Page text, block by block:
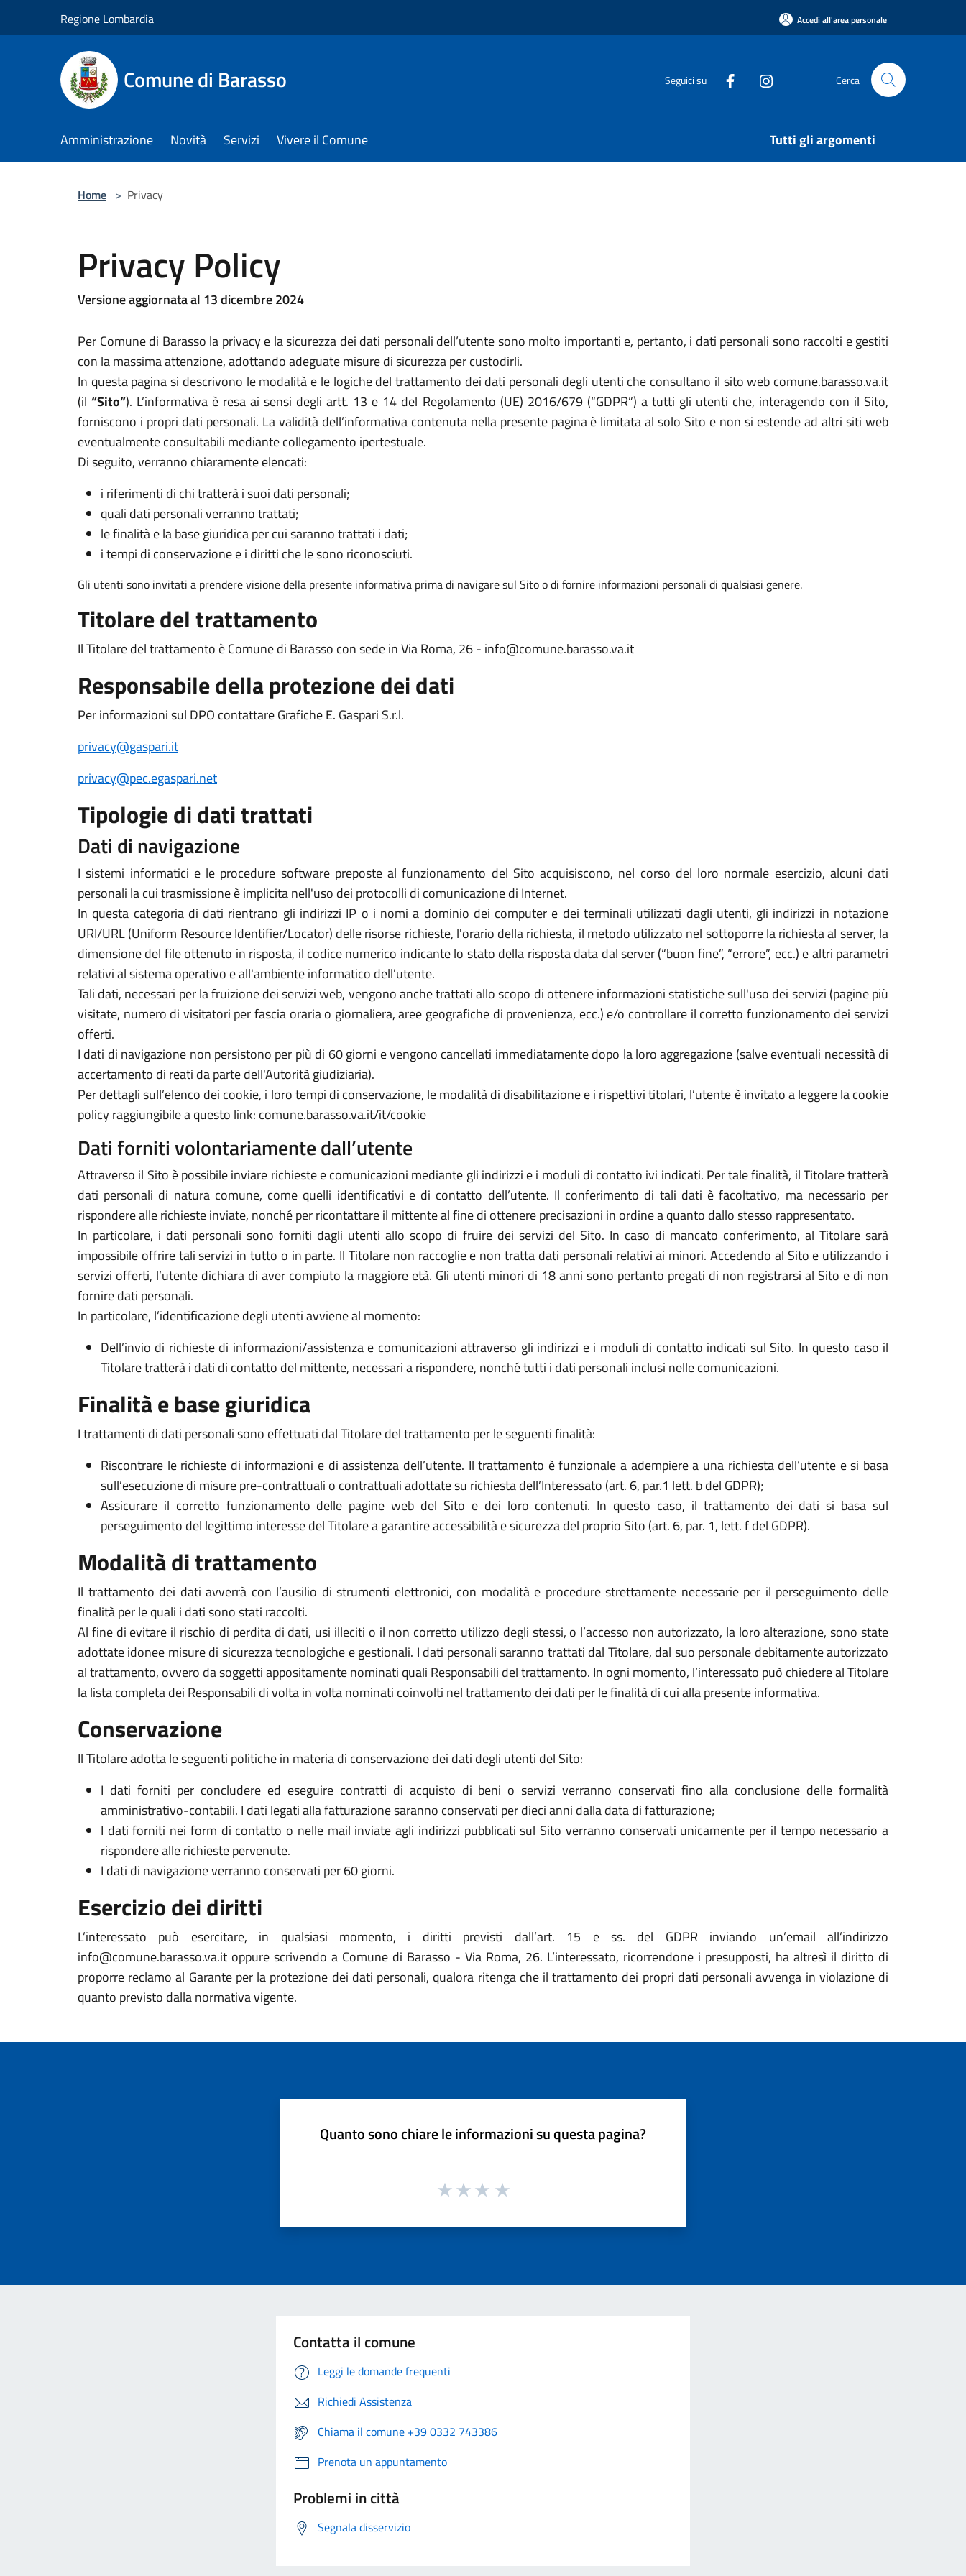
Regione Lombardia Accedi all'area personale
Comune di Barasso Seguici su Cerca
Amministrazione Novità Servizi Vivere il Comune Tutti gli argomenti
Home > Privacy
Privacy Policy
Versione aggiornata al 13 dicembre 2024
Per Comune di Barasso la privacy e la sicurezza dei dati personali dell’utente sono molto importanti e, pertanto, i dati personali sono raccolti e gestiti
con la massima attenzione, adottando adeguate misure di sicurezza per custodirli.
In questa pagina si descrivono le modalità e le logiche del trattamento dei dati personali degli utenti che consultano il sito web comune.barasso.va.it
(il“Sito”). L’informativa è resa ai sensi degli artt. 13 e 14 del Regolamento (UE) 2016/679 (“GDPR”) a tutti gli utenti che, interagendo con il Sito,
forniscono i propri dati personali. La validità dell’informativa contenuta nella presente pagina è limitata al solo Sito e non si estende ad altri siti web
eventualmente consultabili mediante collegamento ipertestuale.
Di seguito, verranno chiaramente elencati:
i riferimenti di chi tratterà i suoi dati personali;
quali dati personali verranno trattati;
le finalità e la base giuridica per cui saranno trattati i dati;
i tempi di conservazione e i diritti che le sono riconosciuti.
Gli utenti sono invitati a prendere visione della presente informativa prima di navigare sul Sito o di fornire informazioni personali di qualsiasi genere.
Titolare del trattamento
Il Titolare del trattamento è Comune di Barasso con sede in Via Roma, 26 - info@comune.barasso.va.it
Responsabile della protezione dei dati
Per informazioni sul DPO contattare Grafiche E. Gaspari S.r.l.
privacy@gaspari.it
privacy@pec.egaspari.net
Tipologie di dati trattati
Dati di navigazione
I sistemi informatici e le procedure software preposte al funzionamento del Sito acquisiscono, nel corso del loro normale esercizio, alcuni dati
personali la cui trasmissione è implicita nell'uso dei protocolli di comunicazione di Internet.
In questa categoria di dati rientrano gli indirizzi IP o i nomi a dominio dei computer e dei terminali utilizzati dagli utenti, gli indirizzi in notazione
URI/URL (Uniform Resource Identifier/Locator) delle risorse richieste, l'orario della richiesta, il metodo utilizzato nel sottoporre la richiesta al server, la
dimensione del file ottenuto in risposta, il codice numerico indicante lo stato della risposta data dal server (“buon fine”, “errore”, ecc.) e altri parametri
relativi al sistema operativo e all'ambiente informatico dell'utente.
Tali dati, necessari per la fruizione dei servizi web, vengono anche trattati allo scopo di ottenere informazioni statistiche sull'uso dei servizi (pagine più
visitate, numero di visitatori per fascia oraria o giornaliera, aree geografiche di provenienza, ecc.) e/o controllare il corretto funzionamento dei servizi
offerti.
I dati di navigazione non persistono per più di 60 giorni e vengono cancellati immediatamente dopo la loro aggregazione (salve eventuali necessità di
accertamento di reati da parte dell'Autorità giudiziaria).
Per dettagli sull’elenco dei cookie, i loro tempi di conservazione, le modalità di disabilitazione e i rispettivi titolari, l’utente è invitato a leggere la cookie
policy raggiungibile a questo link: comune.barasso.va.it/it/cookie
Dati forniti volontariamente dall’utente
Attraverso il Sito è possibile inviare richieste e comunicazioni mediante gli indirizzi e i moduli di contatto ivi indicati. Per tale finalità, il Titolare tratterà
dati personali di natura comune, come quelli identificativi e di contatto dell’utente. Il conferimento di tali dati è facoltativo, ma necessario per
rispondere alle richieste inviate, nonché per ricontattare il mittente al fine di ottenere precisazioni in ordine a quanto dallo stesso rappresentato.
In particolare, i dati personali sono forniti dagli utenti allo scopo di fruire dei servizi del Sito. In caso di mancato conferimento, al Titolare sarà
impossibile offrire tali servizi in tutto o in parte. Il Titolare non raccoglie e non tratta dati personali relativi ai minori. Accedendo al Sito e utilizzando i
servizi offerti, l’utente dichiara di aver compiuto la maggiore età. Gli utenti minori di 18 anni sono pertanto pregati di non registrarsi al Sito e di non
fornire dati personali.
In particolare, l’identificazione degli utenti avviene al momento:
Dell’invio di richieste di informazioni/assistenza e comunicazioni attraverso gli indirizzi e i moduli di contatto indicati sul Sito. In questo caso il
Titolare tratterà i dati di contatto del mittente, necessari a rispondere, nonché tutti i dati personali inclusi nelle comunicazioni.
Finalità e base giuridica
I trattamenti di dati personali sono effettuati dal Titolare del trattamento per le seguenti finalità:
Riscontrare le richieste di informazioni e di assistenza dell’utente. Il trattamento è funzionale a adempiere a una richiesta dell’utente e si basa
sull’esecuzione di misure pre-contrattuali o contrattuali adottate su richiesta dell’Interessato (art. 6, par.1 lett. b del GDPR);
Assicurare il corretto funzionamento delle pagine web del Sito e dei loro contenuti. In questo caso, il trattamento dei dati si basa sul
perseguimento del legittimo interesse del Titolare a garantire accessibilità e sicurezza del proprio Sito (art. 6, par. 1, lett. f del GDPR).
Modalità di trattamento
Il trattamento dei dati avverrà con l’ausilio di strumenti elettronici, con modalità e procedure strettamente necessarie per il perseguimento delle
finalità per le quali i dati sono stati raccolti.
Al fine di evitare il rischio di perdita di dati, usi illeciti o il non corretto utilizzo degli stessi, o l’accesso non autorizzato, la loro alterazione, sono state
adottate idonee misure di sicurezza tecnologiche e gestionali. I dati personali saranno trattati dal Titolare, dal suo personale debitamente autorizzato
al trattamento, ovvero da soggetti appositamente nominati quali Responsabili del trattamento. In ogni momento, l’interessato può chiedere al Titolare
la lista completa dei Responsabili di volta in volta nominati coinvolti nel trattamento dei dati per le finalità di cui alla presente informativa.
Conservazione
Il Titolare adotta le seguenti politiche in materia di conservazione dei dati degli utenti del Sito:
I dati forniti per concludere ed eseguire contratti di acquisto di beni o servizi verranno conservati fino alla conclusione delle formalità
amministrativo-contabili. I dati legati alla fatturazione saranno conservati per dieci anni dalla data di fatturazione;
I dati forniti nei form di contatto o nelle mail inviate agli indirizzi pubblicati sul Sito verranno conservati unicamente per il tempo necessario a
rispondere alle richieste pervenute.
I dati di navigazione verranno conservati per 60 giorni.
Esercizio dei diritti
L’interessato può esercitare, in qualsiasi momento, i diritti previsti dall’art. 15 e ss. del GDPR inviando un’email all’indirizzo
info@comune.barasso.va.it oppure scrivendo a Comune di Barasso - Via Roma, 26. L’interessato, ricorrendone i presupposti, ha altresì il diritto di
proporre reclamo al Garante per la protezione dei dati personali, qualora ritenga che il trattamento dei propri dati personali avvenga in violazione di
quanto previsto dalla normativa vigente.
Quanto sono chiare le informazioni su questa pagina?
Contatta il comune
Leggi le domande frequenti
Richiedi Assistenza
Chiama il comune +39 0332 743386
Prenota un appuntamento
Problemi in città
Segnala disservizio